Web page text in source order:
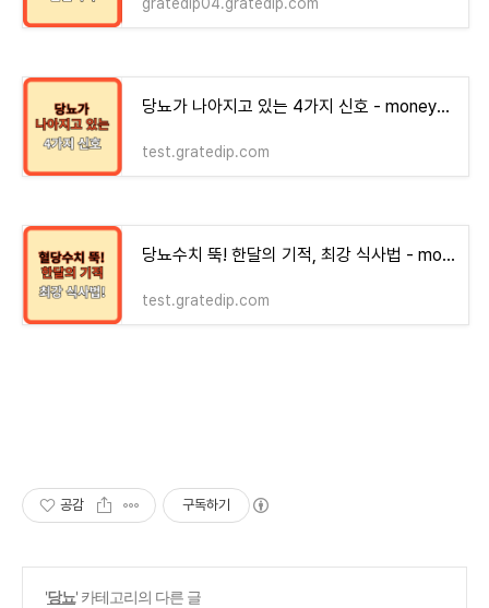
gratedip04.gratedip.com
당뇨가 나아지고 있는 4가지 신호 - money-health
test.gratedip.com
당뇨수치 뚝! 한달의 기적, 최강 식사법 - money-health
test.gratedip.com
공감 구독하기
'당뇨' 카테고리의 다른 글